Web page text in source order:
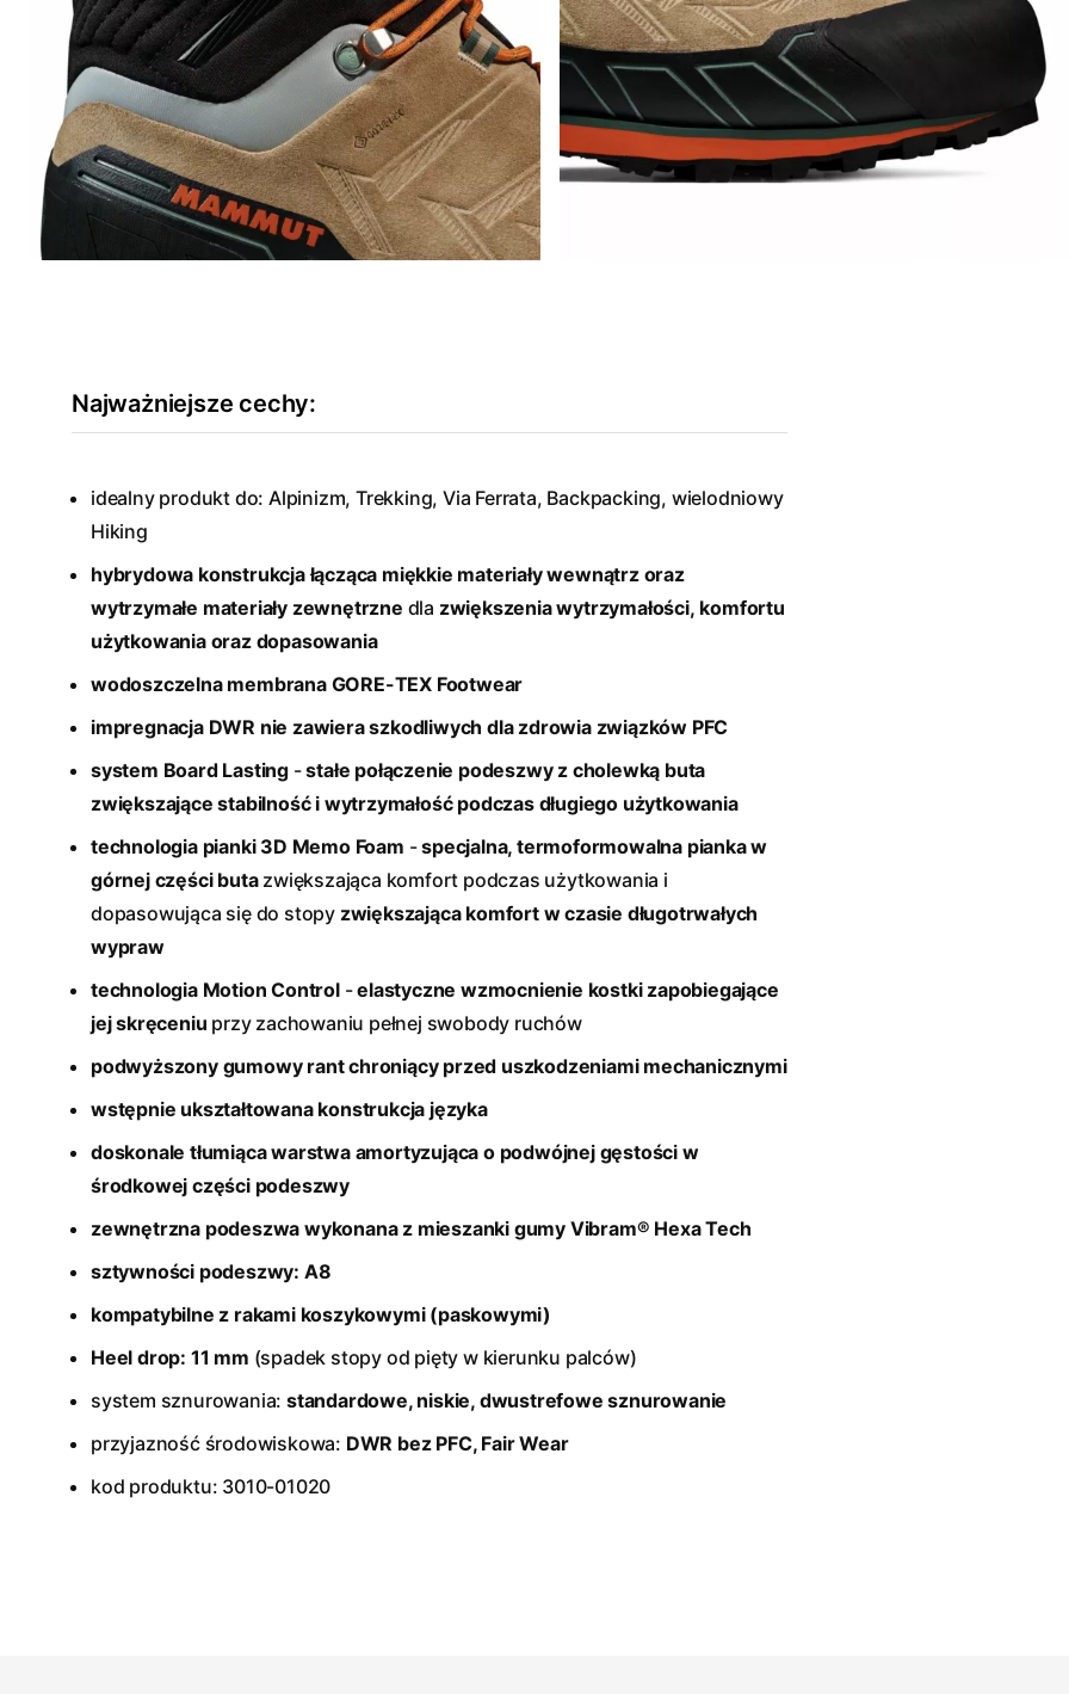
Najważniejsze cechy:
idealny produkt do: Alpinizm, Trekking, Via Ferrata, Backpacking, wielodniowy
Hiking
hybrydowa konstrukcja łącząca miękkie materiały wewnątrz oraz
wytrzymałe materiały zewnętrzne dla zwiększenia wytrzymałości, komfortu
użytkowania oraz dopasowania
wodoszczelna membrana GORE-TEX Footwear
impregnacja DWR nie zawiera szkodliwych dla zdrowia związków PFC
system Board Lasting -stałe połączenie podeszwy z cholewką buta
zwiększające stabilność i wytrzymałość podczas długiego użytkowania
technologia pianki 3D Memo Foam -specjalna, termoformowalna pianka w
górnej części butazwiększająca komfort podczas użytkowania i
dopasowująca się do stopy zwiększająca komfort w czasie długotrwałych
wypraw
technologia Motion Control-elastyczne wzmocnienie kostki zapobiegające
jej skręceniu przy zachowaniu pełnej swobody ruchów
podwyższony gumowy rant chroniący przed uszkodzeniami mechanicznymi
wstępnie ukształtowana konstrukcja języka
doskonale tłumiąca warstwa amortyzująca o podwójnej gęstości w
środkowej części podeszwy
zewnętrzna podeszwa wykonana z mieszanki gumy Vibram® Hexa Tech
sztywności podeszwy: A8
kompatybilne z rakami koszykowymi (paskowymi)
Heel drop: 11 mm (spadek stopy od pięty w kierunku palców)
system sznurowania: standardowe, niskie, dwustrefowe sznurowanie
przyjazność środowiskowa: DWR bez PFC, Fair Wear
kod produktu: 3010-01020